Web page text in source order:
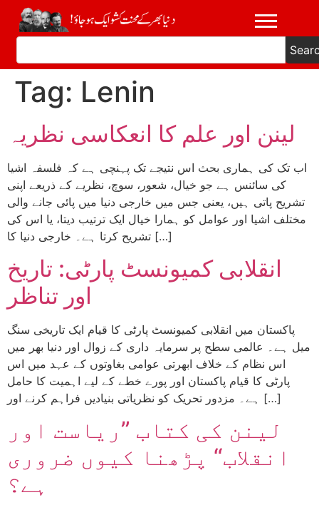
Tag: Lenin
لینن اور علم کا انعکاسی نظریہ
اب تک کی ہماری بحث اس نتیجے تک پہنچی ہے کہ فلسفہ اشیا
کی سائنس ہے جو خیال، شعور، سوچ، نظریے کے ذریعے اپنی
تشریح پاتی ہیں، یعنی جس میں خارجی دنیا میں پائی جانے والی
مختلف اشیا اور عوامل کو ہمارا خیال ایک ترتیب دیتا، یا اس کی
تشریح کرتا ہے۔ خارجی دنیا کا […]
انقلابی کمیونسٹ پارٹی: تاریخ
اور تناظر
پاکستان میں انقلابی کمیونسٹ پارٹی کا قیام ایک تاریخی سنگ
میل ہے۔ عالمی سطح پر سرمایہ داری کے زوال اور دنیا بھر میں
اس نظام کے خلاف ابھرتی عوامی بغاوتوں کے عہد میں اس
پارٹی کا قیام پاکستان اور پورے خطے کے لیے اہمیت کا حامل
ہے۔ مزدور تحریک کو نظریاتی بنیادیں فراہم کرنے اور […]
لینن کی کتاب ”ریاست اور
انقلاب“ پڑھنا کیوں ضروری
ہے؟